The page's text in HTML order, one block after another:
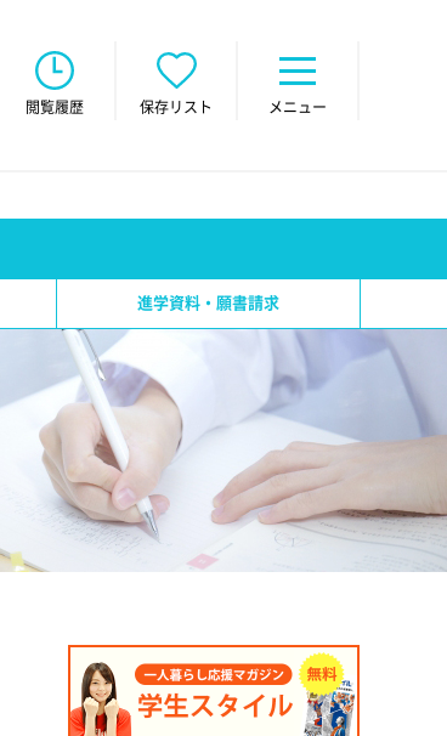
閲覧履歴 保存リスト メニュー
進学資料・願書請求